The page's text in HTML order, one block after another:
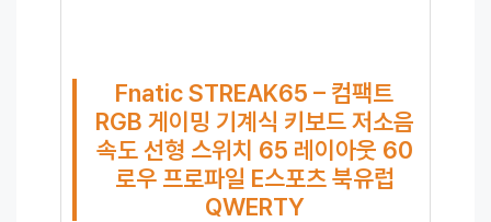
Fnatic STREAK65 – 컴팩트
RGB 게이밍 기계식 키보드 저소음
속도 선형 스위치 65 레이아웃 60
로우 프로파일 E스포츠 북유럽
QWERTY